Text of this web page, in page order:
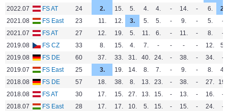
2022.07 FS AT 24 2. 15. 5. 4. 4. - 14. - 6.
2.
2021.08
FS East 23 11. 12. 3. 5. 5. - 9. - 5.
-
2021.07
FS AT 27 12. 19. 5. 11. 6. - 11. - 8.
-
2019.08
FS CZ 33 8. 15. 4. 7. - - - - 12.
5.
2019.08
FS DE 60 37. 33. 31. 40. 24. - 38. - 34.
-
2019.07
FS East 25 3. 19. 14. 8. 7. - 9. - 8.
4.
2018.08
FS DE 57 18. 38. 8. 13. 23. - 38. - 27.
19.
2018.08
FS AT 30 17. 15. 27. 13. 15. - 13. - 16.
-
2018.07
FS East 28 17. 17. 10. 5. 15. - 15. - 24.
-